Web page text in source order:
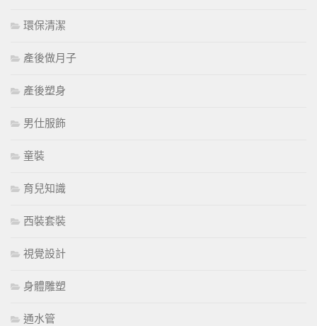
環保清潔
產後做月子
產後塑身
男仕服飾
童裝
育兒知識
西裝套裝
視覺設計
身體雕塑
通水管